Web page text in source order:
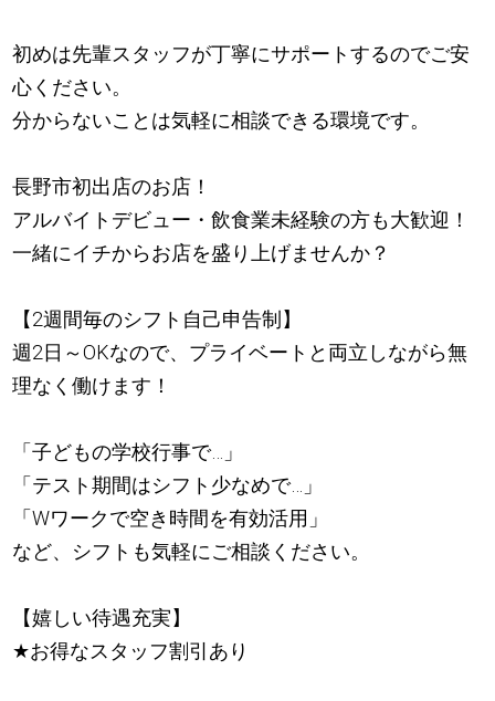
初めは先輩スタッフが丁寧にサポートするのでご安
心ください。
分からないことは気軽に相談できる環境です。
長野市初出店のお店！
アルバイトデビュー・飲食業未経験の方も大歓迎！
一緒にイチからお店を盛り上げませんか？
【2週間毎のシフト自己申告制】
週2日～OKなので、プライベートと両立しながら無
理なく働けます！
「子どもの学校行事で…」
「テスト期間はシフト少なめで…」
「Wワークで空き時間を有効活用」
など、シフトも気軽にご相談ください。
【嬉しい待遇充実】
★お得なスタッフ割引あり